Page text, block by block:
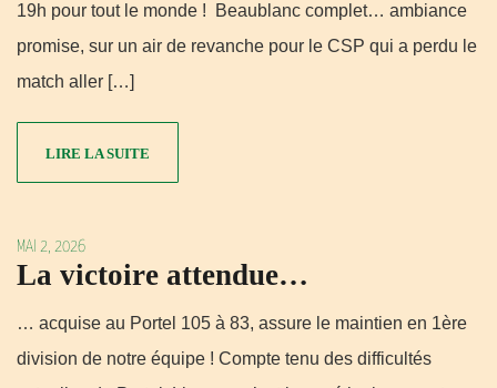
19h pour tout le monde ! Beaublanc complet… ambiance
promise, sur un air de revanche pour le CSP qui a perdu le
match aller […]
LIRE LA SUITE
MAI 2, 2026
La victoire attendue…
… acquise au Portel 105 à 83, assure le maintien en 1ère
division de notre équipe ! Compte tenu des difficultés